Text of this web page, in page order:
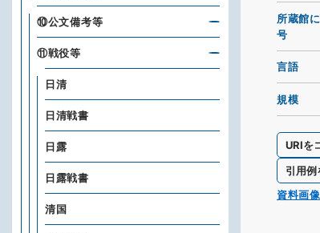
所蔵館
号
言語
規模
URIを
引用例
資料画
⑩公文備考等
⑪戦役等
日清
日清戦書
日露
日露戦書
清国